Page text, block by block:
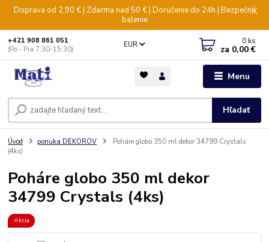
Doprava od 2,90 € | Zdarma nad 50 € | Doručenie do 24h | Bezpečné
balenie
Menu
EUR
Hľadať
+421 908 861 051
(Po - Pia 7:30-15:30)
0 ks
za 0,00 €
Úvod ponuka DEKOROV
Poháre globo 350 ml dekor 34799 Crystals
(4ks)
Poháre globo 350 ml dekor
34799 Crystals (4ks)
Akcia